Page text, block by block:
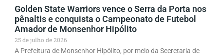
Golden State Warriors vence o Serra da Porta nos
pênaltis e conquista o Campeonato de Futebol
Amador de Monsenhor Hipólito
25 de julho de 2026
A Prefeitura de Monsenhor Hipólito, por meio da Secretaria de